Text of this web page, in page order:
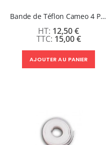
Bande de Téflon Cameo 4 Pro
15,00 €
12,50 €
AJOUTER AU PANIER